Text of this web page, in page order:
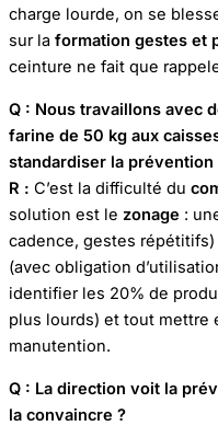
charge lourde, on se
sur la formation gestes et
ceinture ne fait que
Q : Nous travaillons avec
farine de 50 kg aux
standardiser la prévention
R : C’est la difficulté du
solution est le zonage :
cadence, gestes
(avec obligation
identifier les 20% de
plus lourds) et tout
manutention.
Q : La direction voit la
la convaincre ?